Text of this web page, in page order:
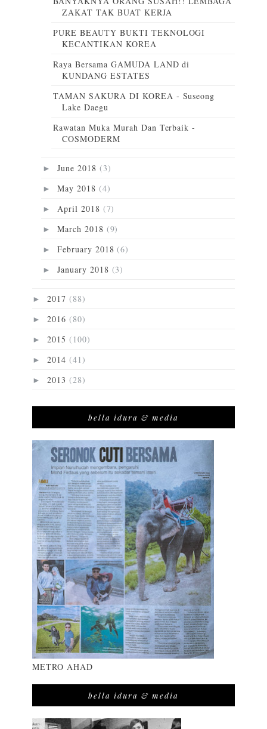
ZAKAT TAK BUAT KERJA
PURE BEAUTY BUKTI TEKNOLOGI
KECANTIKAN KOREA
Raya Bersama GAMUDA LAND di
KUNDANG ESTATES
TAMAN SAKURA DI KOREA - Suseong
Lake Daegu
Rawatan Muka Murah Dan Terbaik -
COSMODERM
► June 2018 (3)
► May 2018 (4)
► April 2018 (7)
► March 2018 (9)
► February 2018(6)
► January 2018 (3)
► 2017 (88)
► 2016 (80)
► 2015 (100)
► 2014 (41)
► 2013 (28)
bella idura & media
METRO AHAD
bella idura & media